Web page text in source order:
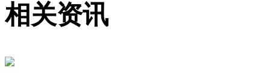
相关资讯